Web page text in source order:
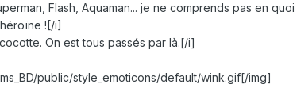
Flash, Aquaman... je ne comprends pas en
![/i]
On est tous passés par là.[/i]
public/style_emoticons/default/wink.gif[/img]